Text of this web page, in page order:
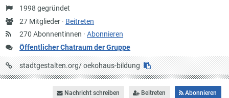
Gründung
1998 gegründet
Anzahl
Mitglieder
27 Mitglieder · Beitreten
270 Abonnentinnen ·Abonnieren
Öffentlicher Chatraum der Gruppe
URL
auf
stadtgestalten.org/ oekohaus-bildung
Nachricht schreiben Beitreten Abonnieren